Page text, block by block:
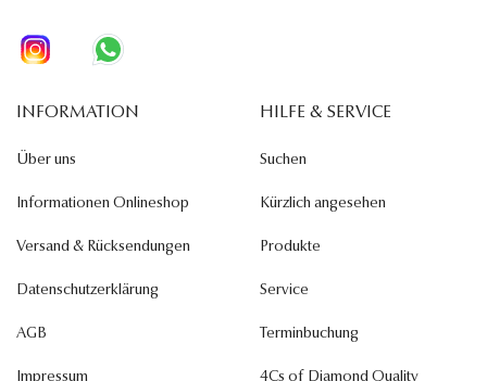
INFORMATION
Über uns
Informationen Onlineshop
Versand & Rücksendungen
Datenschutzerklärung
AGB
Impressum
HILFE & SERVICE
Suchen
Kürzlich angesehen
Produkte
Service
Terminbuchung
4Cs of Diamond Quality